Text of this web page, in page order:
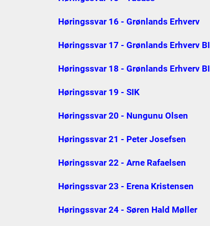
Høringssvar 16 - Grønlands Erhverv
Høringssvar 17 - Grønlands Erhverv
Høringssvar 18 - Grønlands Erhverv
Høringssvar 19 - SIK
Høringssvar 20 - Nungunu Olsen
Høringssvar 21 - Peter Josefsen
Høringssvar 22 - Arne Rafaelsen
Høringssvar 23 - Erena Kristensen
Høringssvar 24 - Søren Hald Møller